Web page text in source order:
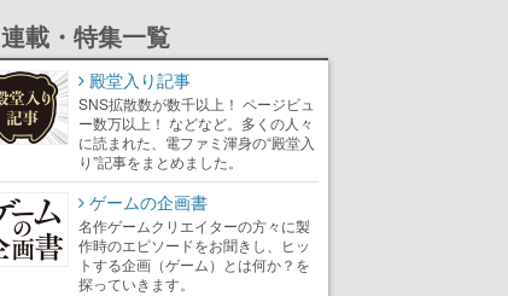
連載・特集一覧
殿堂入り記事
SNS拡散数が数千以上！ ページビュ
ー数万以上！ などなど。多くの人々
に読まれた、電ファミ渾身の“殿堂入
り”記事をまとめました。
ゲームの企画書
名作ゲームクリエイターの方々に製
作時のエピソードをお聞きし、ヒッ
トする企画（ゲーム）とは何か？を
探っていきます。